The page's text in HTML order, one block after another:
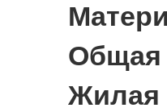
Общая
Жилая